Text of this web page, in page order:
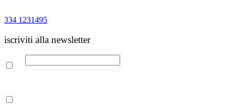
334 1231495
iscriviti alla newsletter
Email